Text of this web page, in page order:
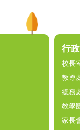
行
校長
教導
總務
教學
家長